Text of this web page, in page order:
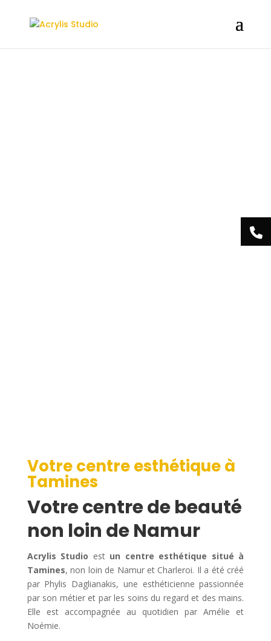
infection. * However, the dangerous code has been removed, and
Votre centre esthétique à
Tamines
Votre centre de beauté
non loin de Namur
Acrylis Studio est un centre esthétique situé à
Tamines, non loin de Namur et Charleroi. Il a été créé
par Phylis Daglianakis, une esthéticienne passionnée
par son métier et par les soins du regard et des mains.
Elle est accompagnée au quotidien par Amélie et
Noémie.